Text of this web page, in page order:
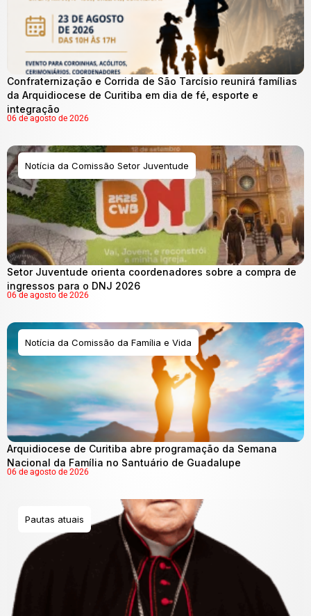
Confraternização e Corrida de São Tarcísio reunirá famílias
da Arquidiocese de Curitiba em dia de fé, esporte e
integração
06 de agosto de 2026
Notícia da Comissão Setor Juventude
Setor Juventude orienta coordenadores sobre a compra de
ingressos para o DNJ 2026
06 de agosto de 2026
Notícia da Comissão da Família e Vida
Arquidiocese de Curitiba abre programação da Semana
Nacional da Família no Santuário de Guadalupe
06 de agosto de 2026
Pautas atuais